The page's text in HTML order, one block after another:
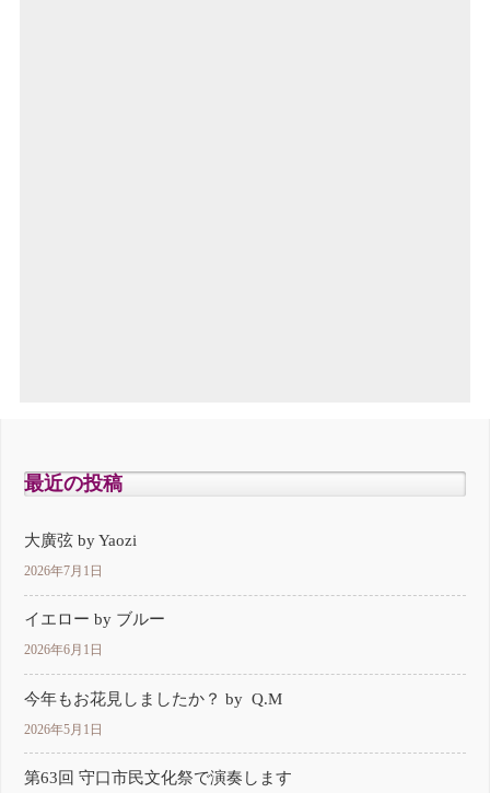
最近の投稿
大廣弦 by Yaozi
2026年7月1日
イエロー by ブルー
2026年6月1日
今年もお花見しましたか？ by Q.M
2026年5月1日
第63回 守口市民文化祭で演奏します